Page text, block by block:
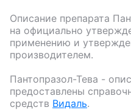
Описание препарата
на официально
применению и
производителем.
Пантопразол-Тева -
предоставлены
средств Видаль.